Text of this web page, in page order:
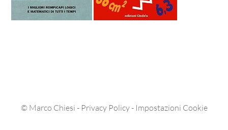
© Marco Chiesi - Privacy Policy- Impostazioni Cookie